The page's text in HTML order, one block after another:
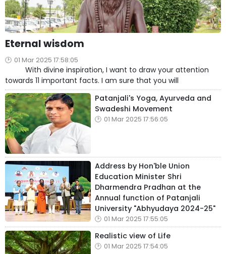
Eternal wisdom
01 Mar 2025 17:58:05
With divine inspiration, I want to draw your attention
towards 11 important facts. I am sure that you will
Patanjali's Yoga, Ayurveda and
Swadeshi Movement
01 Mar 2025 17:56:05
Address by Hon'ble Union
Education Minister Shri
Dharmendra Pradhan at the
Annual function of Patanjali
University "Abhyudaya 2024-25"
01 Mar 2025 17:55:05
Realistic view of Life
01 Mar 2025 17:54:05